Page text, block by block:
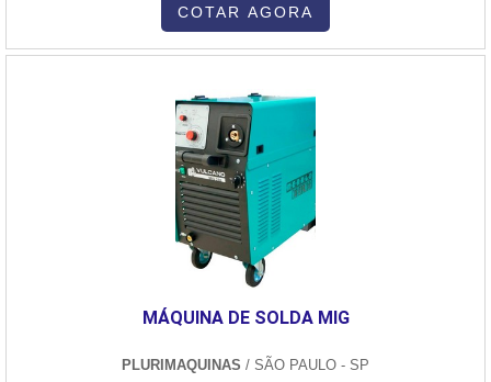
de energia. Os aquecedores são eficientes quando aquecem
COTAR AGORA
MÁQUINA DE SOLDA MIG
PLURIMAQUINAS / SÃO PAULO - SP